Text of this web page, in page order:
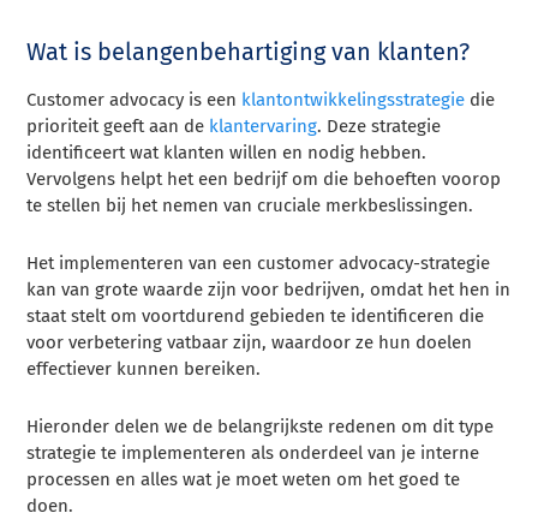
Wat is belangenbehartiging van klanten?
Customer advocacy is een klantontwikkelingsstrategie die
prioriteit geeft aan de klantervaring. Deze strategie
identificeert wat klanten willen en nodig hebben.
Vervolgens helpt het een bedrijf om die behoeften voorop
te stellen bij het nemen van cruciale merkbeslissingen.
Het implementeren van een customer advocacy-strategie
kan van grote waarde zijn voor bedrijven, omdat het hen in
staat stelt om voortdurend gebieden te identificeren die
voor verbetering vatbaar zijn, waardoor ze hun doelen
effectiever kunnen bereiken.
Hieronder delen we de belangrijkste redenen om dit type
strategie te implementeren als onderdeel van je interne
processen en alles wat je moet weten om het goed te
doen.